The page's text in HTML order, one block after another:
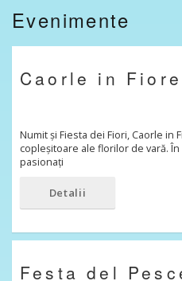
Evenimente
Caorle in Fiore
Numit și Fiesta dei Fiori, Caorle in
copleșitoare ale florilor de vară.
pasionați
Detalii
Festa del